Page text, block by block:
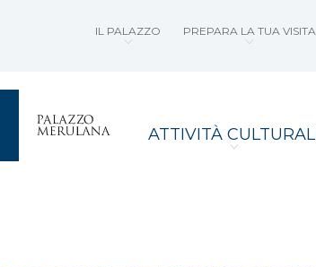
IL PALAZZO PREPARA LA TUA VISITA
ATTIVITÀ